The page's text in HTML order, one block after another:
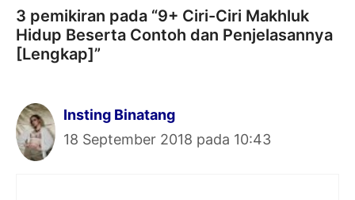
3 pemikiran pada “9+ Ciri-Ciri Makhluk
Hidup Beserta Contoh dan Penjelasannya
[Lengkap]”
Insting Binatang
18 September 2018 pada 10:43